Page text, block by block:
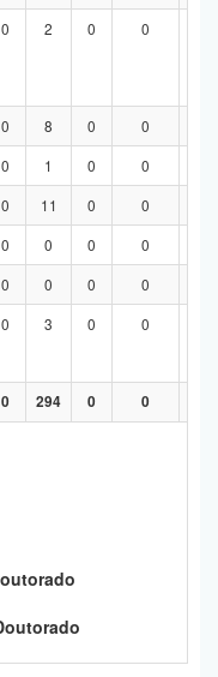
0 2 0 0
0 8 0 0
0 1 0 0
0 11 0 0
0 0 0 0
0 0 0 0
0 3 0 0
0 294 0 0